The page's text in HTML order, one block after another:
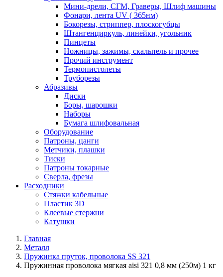
Мини-дрели, СГМ, Граверы, Шлиф машины
Фонари, лента UV ( 365нм)
Бокорезы, cтриппер, плоскогубцы
Штангенциркуль, линейки, угольник
Пинцеты
Ножницы, зажимы, скальпель и прочее
Прочий инструмент
Термопистолеты
Труборезы
Абразивы
Диски
Боры, шарошки
Наборы
Бумага шлифовальная
Оборудование
Патроны, цанги
Метчики, плашки
Тиски
Патроны токарные
Сверла, фрезы
Расходники
Стяжки кабельные
Пластик 3D
Клеевые стержни
Катушки
Главная
Металл
Пружинка пруток, проволока SS 321
Пружинная проволока мягкая aisi 321 0,8 мм (250м) 1 кг